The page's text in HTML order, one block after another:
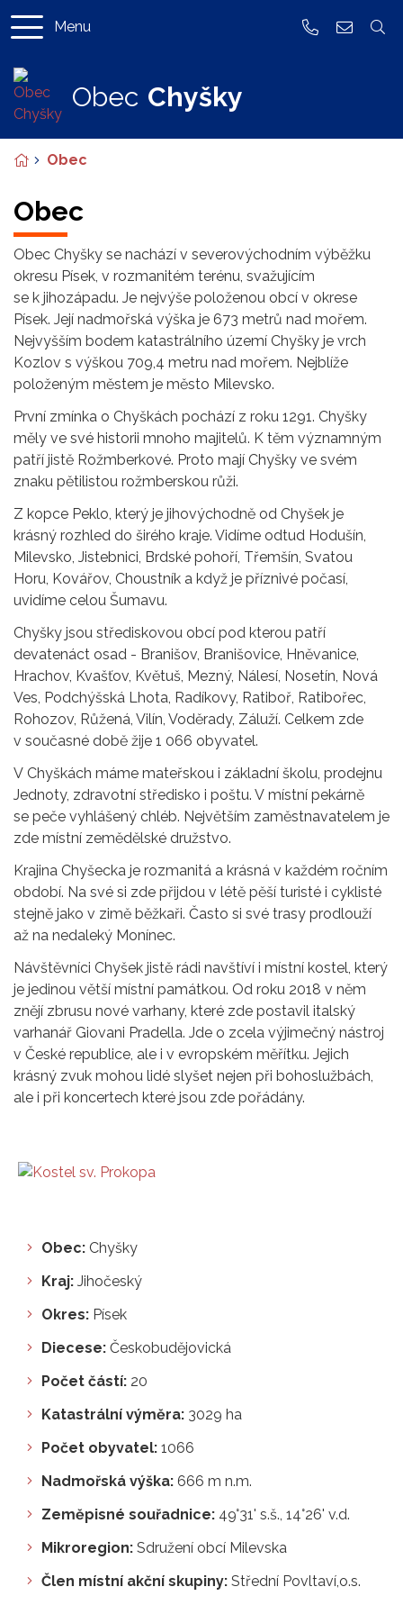
Menu
382 591 206
Obec Chyšky
Úvodní stránka
Obec
Obec
Obec Chyšky se nachází v severovýchodním výběžku
okresu Písek, v rozmanitém terénu, svažujícím
se k jihozápadu. Je nejvýše položenou obcí v okrese
Písek. Její nadmořská výška je 673 metrů nad mořem.
Nejvyšším bodem katastrálního území Chyšky je vrch
Kozlov s výškou 709,4 metru nad mořem. Nejblíže
položeným městem je město Milevsko.
První zmínka o Chyškách pochází z roku 1291. Chyšky
měly ve své historii mnoho majitelů. K těm významným
patří jistě Rožmberkové. Proto mají Chyšky ve svém
znaku pětilistou rožmberskou růži.
Z kopce Peklo, který je jihovýchodně od Chyšek je
krásný rozhled do širého kraje. Vidíme odtud Hodušín,
Milevsko, Jistebnici, Brdské pohoří, Třemšín, Svatou
Horu, Kovářov, Choustník a když je příznivé počasí,
uvidíme celou Šumavu.
Chyšky jsou střediskovou obcí pod kterou patří
devatenáct osad - Branišov, Branišovice, Hněvanice,
Hrachov, Kvašťov, Květuš, Mezný, Nálesí, Nosetín, Nová
Ves, Podchýšská Lhota, Radíkovy, Ratiboř, Ratibořec,
Rohozov, Růžená, Vilín, Voděrady, Záluží. Celkem zde
v současné době žije 1 066 obyvatel.
V Chyškách máme mateřskou i základní školu, prodejnu
Jednoty, zdravotní středisko i poštu. V místní pekárně
se peče vyhlášený chléb. Největším zaměstnavatelem je
zde místní zemědělské družstvo.
Krajina Chyšecka je rozmanitá a krásná v každém ročním
období. Na své si zde přijdou v létě pěší turisté i cyklisté
stejně jako v zimě běžkaři. Často si své trasy prodlouží
až na nedaleký Monínec.
Návštěvníci Chyšek jistě rádi navštíví i místní kostel, který
je jedinou větší místní památkou. Od roku 2018 v něm
znějí zbrusu nové varhany, které zde postavil italský
varhanář Giovani Pradella. Jde o zcela výjimečný nástroj
v České republice, ale i v evropském měřítku. Jejich
krásný zvuk mohou lidé slyšet nejen při bohoslužbách,
ale i při koncertech které jsou zde pořádány.
Obec: Chyšky
Kraj: Jihočeský
Okres: Písek
Diecese: Českobudějovická
Počet částí: 20
Katastrální výměra: 3029 ha
Počet obyvatel: 1066
Nadmořská výška: 666 m n.m.
Zeměpisné souřadnice: 49°31' s.š., 14°26' v.d.
Mikroregion: Sdružení obcí Milevska
Člen místní akční skupiny: Střední Povltaví,o.s.